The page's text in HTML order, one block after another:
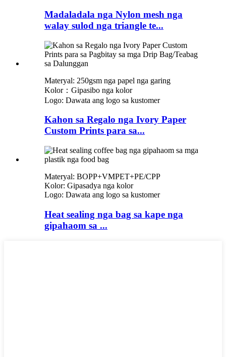
Madaladala nga Nylon mesh nga
walay sulod nga triangle te...
Materyal: 250gsm nga papel nga garing
Kolor：Gipasibo nga kolor
Logo: Dawata ang logo sa kustomer
Kahon sa Regalo nga Ivory Paper
Custom Prints para sa...
Materyal: BOPP+VMPET+PE/CPP
Kolor: Gipasadya nga kolor
Logo: Dawata ang logo sa kustomer
Heat sealing nga bag sa kape nga
gipahaom sa ...